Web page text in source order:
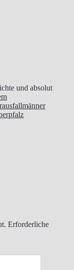
und absolut
Erforderliche